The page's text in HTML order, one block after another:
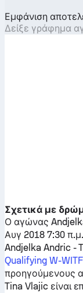
Εμφάνιση
Δείξε γράφημα
Σχετικά με
Ο αγώνας
Αυγ 2018 7:30
Andjelka Andric-
Qualifying W-
προηγούμενους
Tina Vlajicείναι